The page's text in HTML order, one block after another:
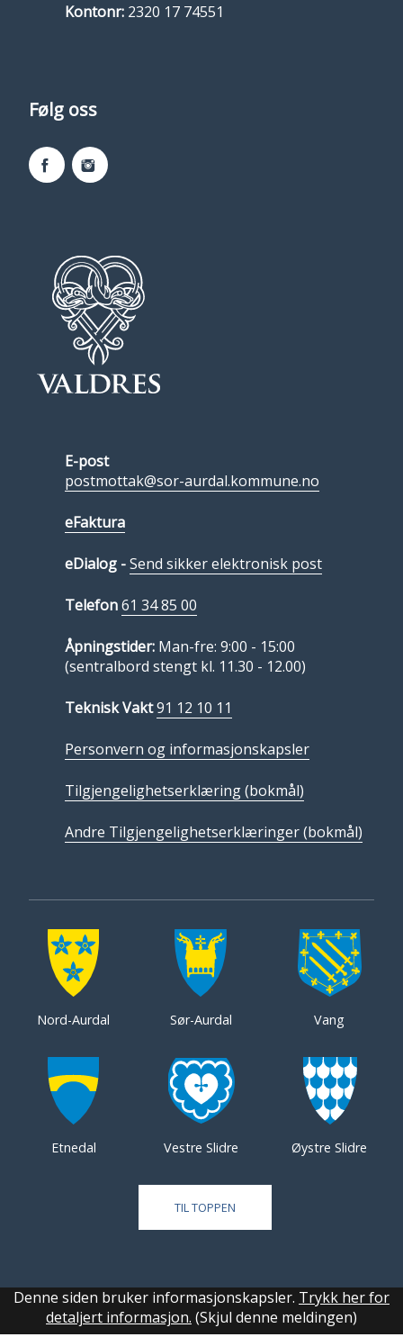
Kontonr: 2320 17 74551
Følg oss
FacebookInstagram
E-post
postmottak@sor-aurdal.kommune.no
eFaktura
eDialog -Send sikker elektronisk post
Telefon61 34 85 00
Åpningstider: Man-fre: 9:00 - 15:00
(sentralbord stengt kl. 11.30 - 12.00)
Teknisk Vakt91 12 10 11
Personvern og informasjonskapsler
Tilgjengelighetserklæring (bokmål)
Andre Tilgjengelighetserklæringer (bokmål)
Nord-Aurdal Sør-Aurdal Vang
Etnedal Vestre Slidre Øystre Slidre
TIL TOPPEN
Denne siden bruker informasjonskapsler. Trykk her for
detaljert informasjon. (Skjul denne meldingen)